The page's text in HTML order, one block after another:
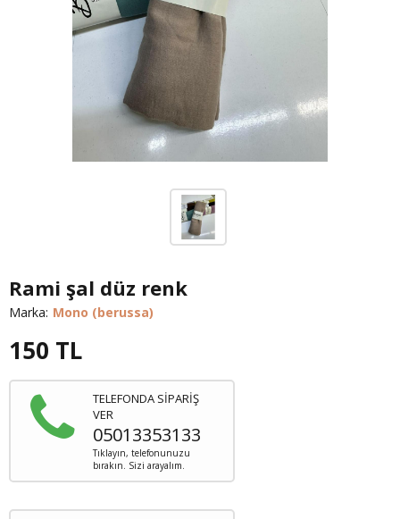
Rami şal düz renk
Marka: Mono (berussa)
150 TL
TELEFONDA SİPARİŞ
VER
05013353133
Tıklayın, telefonunuzu
bırakın. Sizi arayalım.